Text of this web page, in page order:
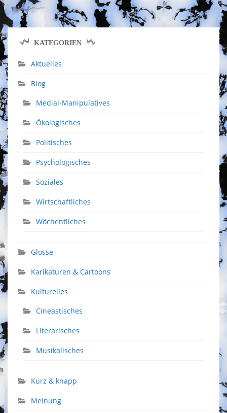
KATEGORIEN
Aktuelles
Blog
Medial-Manipulatives
Ökologisches
Politisches
Psychologisches
Soziales
Wirtschaftliches
Wöchentliches
Glosse
Karikaturen & Cartoons
Kulturelles
Cineastisches
Literarisches
Musikalisches
Kurz & knapp
Meinung